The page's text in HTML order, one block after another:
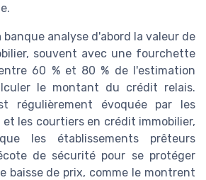
banque analyse d'abord la valeur de
souvent avec une fourchette
60 % et 80 % de l'estimation
le montant du crédit relais.
régulièrement évoquée par les
les courtiers en crédit immobilier,
les établissements prêteurs
de sécurité pour se protéger
baisse de prix, comme le montrent